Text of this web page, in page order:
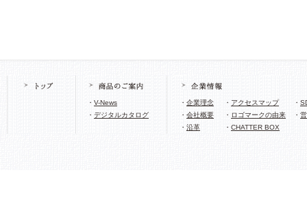
・ V-News
・ デジタルカタログ
・ 企業理念
・ 会社概要
・ 沿革
・ アクセスマップ
・ ロゴマークの由来
・ CHATTER BOX
・
・